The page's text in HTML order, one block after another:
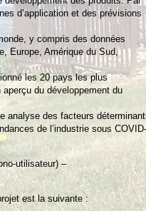
d’application et des prévisions
y compris des données
Europe, Amérique du Sud,
les 20 pays les plus
du développement du
analyse des facteurs
de l’industrie sous COVID-
utilisateur) –
est la suivante :